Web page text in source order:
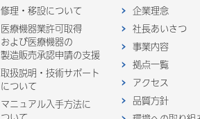
修理・移設について
医療機器業許可取得
および医療機器の
製造販売承認申請の支援
取扱説明・技術サポート
について
マニュアル入手方法に
企業理念
社長あいさつ
事業内容
拠点一覧
アクセス
品質方針